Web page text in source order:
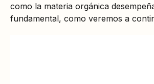
como la materia orgánica
fundamental, como veremos a